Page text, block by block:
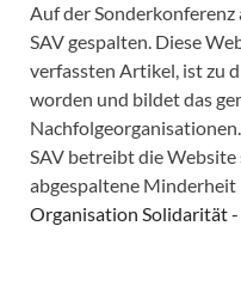
Auf der Sonderkonferenz
SAV gespalten. Diese
verfassten Artikel, ist zu
worden und bildet das
SAV betreibt die Website
abgespaltene Minderheit
Organisation Solidarität -